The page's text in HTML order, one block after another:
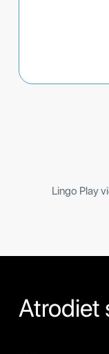
Lingo Play
Atrodiet